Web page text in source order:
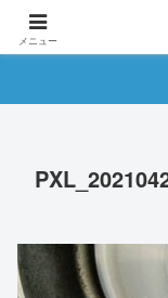
メニュー